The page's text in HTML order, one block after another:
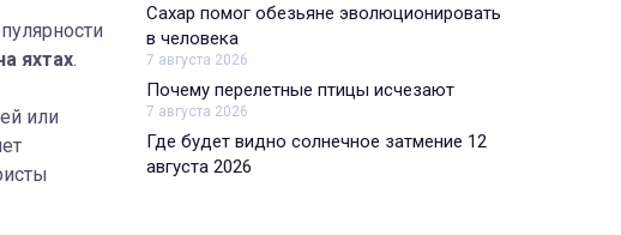
яхтах.
или
Сахар помог обезьяне эволюционировать
в человека
7 августа 2026
Почему перелетные птицы исчезают
7 августа 2026
Где будет видно солнечное затмение 12
августа 2026